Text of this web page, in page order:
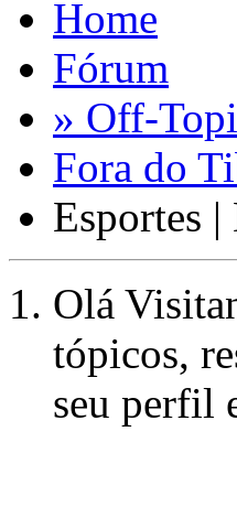
Fórum
» Off-
Fora do
Esportes
Olá
tópicos,
seu perfil